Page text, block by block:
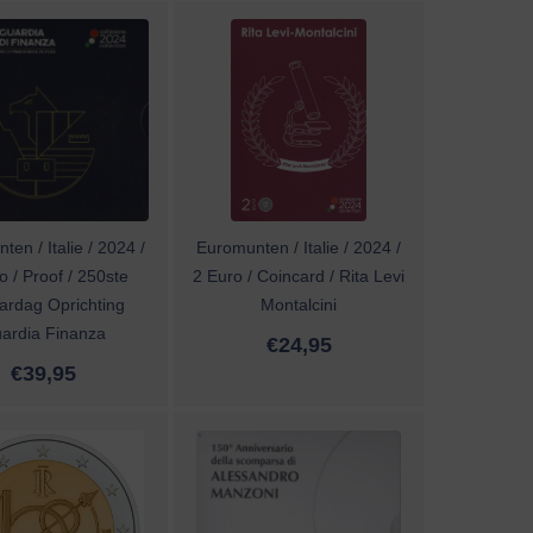
/ Italie / 2024 /
/ Proof / 250ste
Oprichting
Finanza
€39,95
Euromunten / Italie / 2024 /
2 Euro / Coincard / Rita Levi
Montalcini
€24,95